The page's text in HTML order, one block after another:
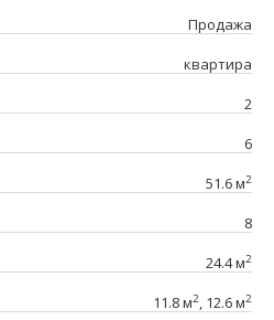
Продажа
квартира
2
6
51.6 м2
8
24.4 м2
11.8 м2, 12.6 м2